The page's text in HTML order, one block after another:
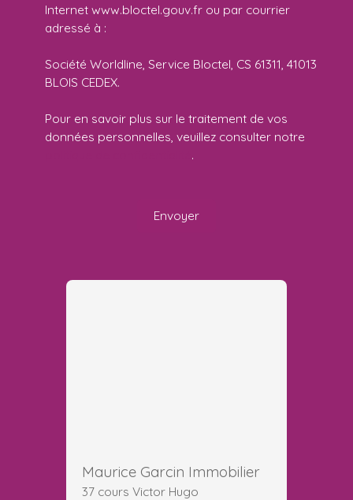
Internet www.bloctel.gouv.fr ou par courrier
adressé à :
Société Worldline, Service Bloctel, CS 61311, 41013
BLOIS CEDEX.
Pour en savoir plus sur le traitement de vos
données personnelles, veuillez consulter notre
.
Envoyer
Maurice Garcin Immobilier
37 cours Victor Hugo